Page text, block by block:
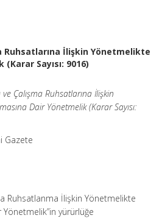
Ruhsatlarına İlişkin Yönetmelikte
(Karar Sayısı: 9016)
Çalışma Ruhsatlarına İlişkin
Dair Yönetmelik (Karar Sayısı:
Gazete
Ruhsatlanma İlişkin Yönetmelikte
Yönetmelik”in yürürlüğe